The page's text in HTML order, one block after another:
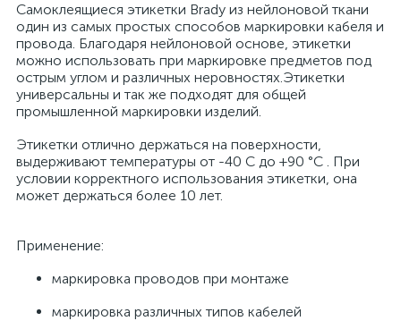
Самоклеящиеся этикетки Brady из нейлоновой ткани
один из самых простых способов маркировки кабеля и
провода. Благодаря нейлоновой основе, этикетки
можно использовать при маркировке предметов под
острым углом и различных неровностях.Этикетки
универсальны и так же подходят для общей
промышленной маркировки изделий.
Этикетки отлично держаться на поверхности,
выдерживают температуры от -40 С до +90 °С . При
условии корректного использования этикетки, она
может держаться более 10 лет.
Применение:
маркировка проводов при монтаже
маркировка различных типов кабелей